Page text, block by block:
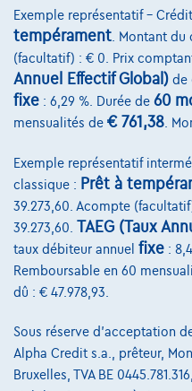
Volkswagen Golf
R-Line | 1.5 TSI 150cv | Carplay
Exemple représentatif –
tempérament . Montant
(facultatif) : € 0. Prix
Annuel Effectif Global) de
fixe : 6,29 %. Durée de 60
mensualités de € 761,38 .
Exemple représentatif
classique : Prêt à
39.273,60. Acompte
39.273,60. TAEG (Taux
taux débiteur annuel fixe :
Remboursable en 60
dû : € 47.978,93.
Sous réserve d'acceptation
Alpha Credit s.a., prêteur,
Bruxelles, TVA BE